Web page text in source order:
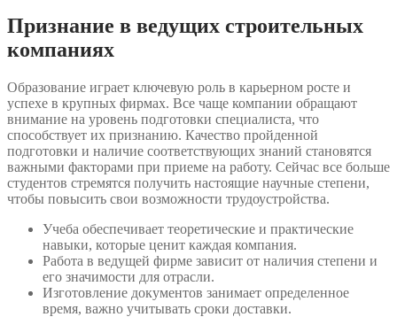
Признание в ведущих строительных
компаниях
Образование играет ключевую роль в карьерном росте и
успехе в крупных фирмах. Все чаще компании обращают
внимание на уровень подготовки специалиста, что
способствует их признанию. Качество пройденной
подготовки и наличие соответствующих знаний становятся
важными факторами при приеме на работу. Сейчас все больше
студентов стремятся получить настоящие научные степени,
чтобы повысить свои возможности трудоустройства.
Учеба обеспечивает теоретические и практические
навыки, которые ценит каждая компания.
Работа в ведущей фирме зависит от наличия степени и
его значимости для отрасли.
Изготовление документов занимает определенное
время, важно учитывать сроки доставки.